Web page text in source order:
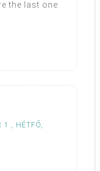
the last one
1., HÉTFŐ,